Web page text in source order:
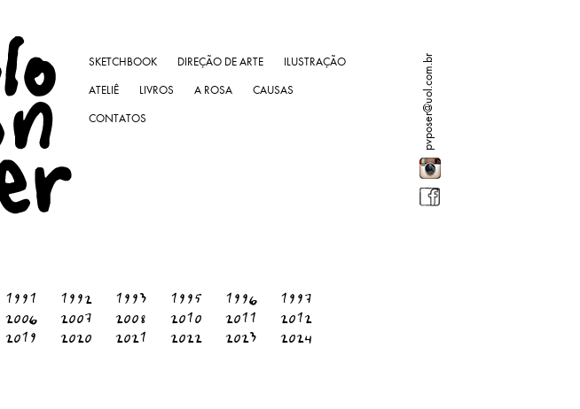
SKETCHBOOK DIREÇÃO DE ARTE ILUSTRAÇÃO
ATELIÊ LIVROS A ROSA CAUSAS
CONTATOS pvposer@uol.com.br
1991 1992 1993 1995 1996
1997
2006 2007 2008 2010 2011
2012
2019 2020 2021 2022 2023
2024